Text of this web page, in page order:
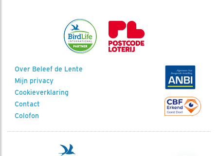
Over Beleef de Lente
Mijn privacy
Cookieverklaring
Contact
Colofon